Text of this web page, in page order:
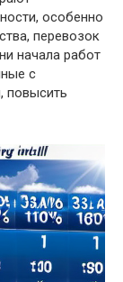
особенно
перевозок
начала работ
с
повысить